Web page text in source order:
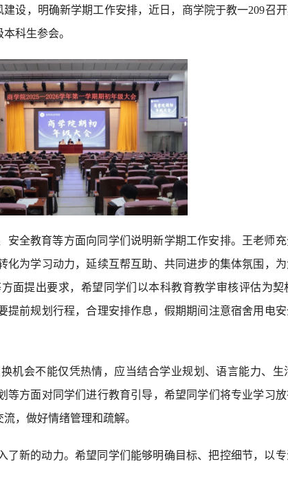
设，明确新学期工作安排，近日，商学院于教一209召
科生参会。
全教育等方面向同学们说明新学期工作安排。王老师
为学习动力，延续互帮互助、共同进步的集体氛围，
面提出要求，希望同学们以本科教育教学审核评估为
前规划行程，合理安排作息，假期期间注意宿舍用电
机会不能仅凭热情，应当结合学业规划、语言能力、
方面对同学们进行教育引导，希望同学们将专业学习
，做好情绪管理和疏解。
新的动力。希望同学们能够明确目标、把控细节，以